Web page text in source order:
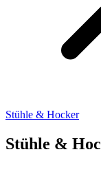
Stühle & Hocker
Stühle &